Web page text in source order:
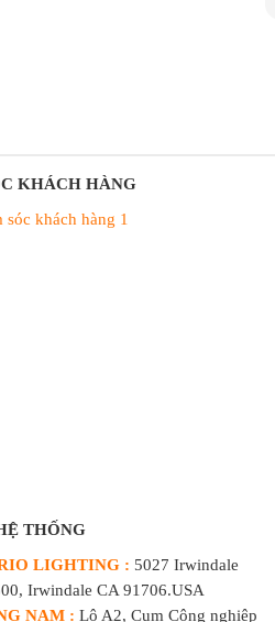
KHÁCH HÀNG
sóc khách hàng 1
THỐNG
LIGHTING : 5027 Irwindale
Irwindale CA 91706.USA
NAM : Lô A2, Cụm Công nghiệp